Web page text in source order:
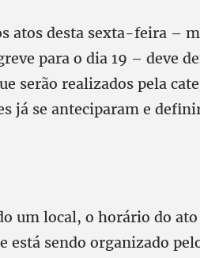
atos desta sexta-feira –
para o dia 19 – deve
serão realizados pela
já se anteciparam e
um local, o horário do
sendo organizado